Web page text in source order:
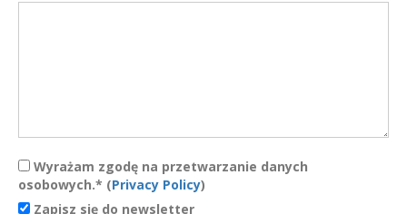
Wyrażam zgodę na przetwarzanie danych
osobowych.* (Privacy Policy)
Zapisz się do newsletter